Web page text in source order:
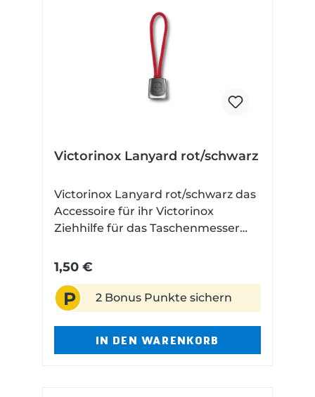
Victorinox Lanyard rot/schwarz
Victorinox Lanyard rot/schwarz das
Accessoire für ihr Victorinox
Ziehhilfe für das Taschenmesser
13 mm Länge: 64 mm Gewicht: 1,1
1,50 €
P 2 Bonus Punkte sichern
IN DEN WARENKORB